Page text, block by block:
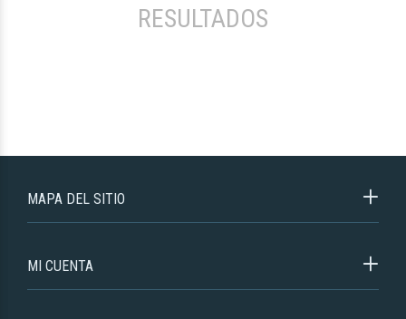
RESULTADOS
MAPA DEL SITIO
MI CUENTA